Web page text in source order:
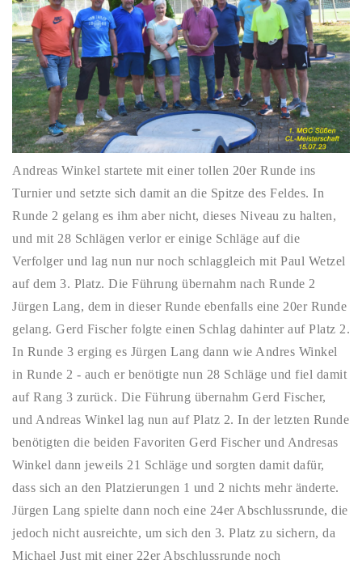
Andreas Winkel startete mit einer tollen 20er Runde ins
Turnier und setzte sich damit an die Spitze des Feldes. In
Runde 2 gelang es ihm aber nicht, dieses Niveau zu halten,
und mit 28 Schlägen verlor er einige Schläge auf die
Verfolger und lag nun nur noch schlaggleich mit Paul Wetzel
auf dem 3. Platz. Die Führung übernahm nach Runde 2
Jürgen Lang, dem in dieser Runde ebenfalls eine 20er Runde
gelang. Gerd Fischer folgte einen Schlag dahinter auf Platz 2.
In Runde 3 erging es Jürgen Lang dann wie Andres Winkel
in Runde 2 - auch er benötigte nun 28 Schläge und fiel damit
auf Rang 3 zurück. Die Führung übernahm Gerd Fischer,
und Andreas Winkel lag nun auf Platz 2. In der letzten Runde
benötigten die beiden Favoriten Gerd Fischer und Andresas
Winkel dann jeweils 21 Schläge und sorgten damit dafür,
dass sich an den Platzierungen 1 und 2 nichts mehr änderte.
Jürgen Lang spielte dann noch eine 24er Abschlussrunde, die
jedoch nicht ausreichte, um sich den 3. Platz zu sichern, da
Michael Just mit einer 22er Abschlussrunde noch